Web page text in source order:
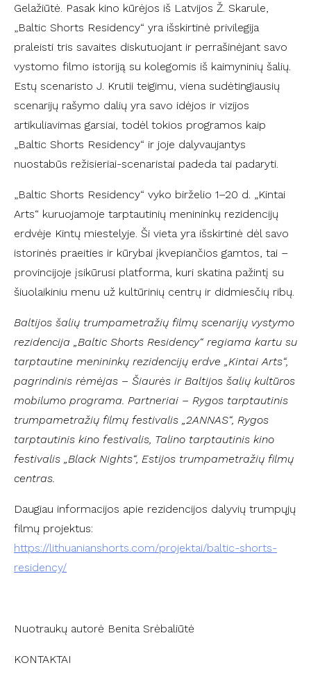
Gelažiūtė. Pasak kino kūrėjos iš Latvijos Ž. Skarule,
„Baltic Shorts Residency“ yra išskirtinė privilegija
praleisti tris savaites diskutuojant ir perrašinėjant savo
vystomo filmo istoriją su kolegomis iš kaimyninių šalių.
Estų scenaristo J. Krutii teigimu, viena sudėtingiausių
scenarijų rašymo dalių yra savo idėjos ir vizijos
artikuliavimas garsiai, todėl tokios programos kaip
„Baltic Shorts Residency“ ir joje dalyvaujantys
nuostabūs režisieriai-scenaristai padeda tai padaryti.
„Baltic Shorts Residency“ vyko birželio 1–20 d. „Kintai
Arts“ kuruojamoje tarptautinių menininkų rezidencijų
erdvėje Kintų miestelyje. Ši vieta yra išskirtinė dėl savo
istorinės praeities ir kūrybai įkvepiančios gamtos, tai –
provincijoje įsikūrusi platforma, kuri skatina pažintį su
šiuolaikiniu menu už kultūrinių centrų ir didmiesčių ribų.
Baltijos šalių trumpametražių filmų scenarijų vystymo
rezidencija „Baltic Shorts Residency“ regiama kartu su
tarptautine menininkų rezidencijų erdve „Kintai Arts“,
pagrindinis rėmėjas – Šiaurės ir Baltijos šalių kultūros
mobilumo programa. Partneriai – Rygos tarptautinis
trumpametražių filmų festivalis „2ANNAS“, Rygos
tarptautinis kino festivalis, Talino tarptautinis kino
festivalis „Black Nights“, Estijos trumpametražių filmų
centras.
Daugiau informacijos apie rezidencijos dalyvių trumpųjų
filmų projektus:
https://lithuanianshorts.com/projektai/baltic-shorts-
residency/
Nuotraukų autorė Benita Srėbaliūtė
KONTAKTAI